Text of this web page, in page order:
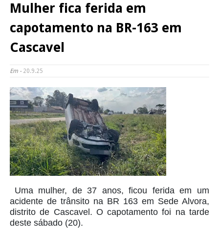
Mulher fica ferida em
capotamento na BR-163 em
Cascavel
Em - 20.9.25
Uma mulher, de 37 anos, ficou ferida em um
acidente de trânsito na BR 163 em Sede Alvora,
distrito de Cascavel. O capotamento foi na tarde
deste sábado (20).